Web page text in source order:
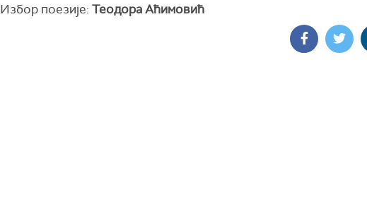
Избор поезије: Теодора Аћимовић